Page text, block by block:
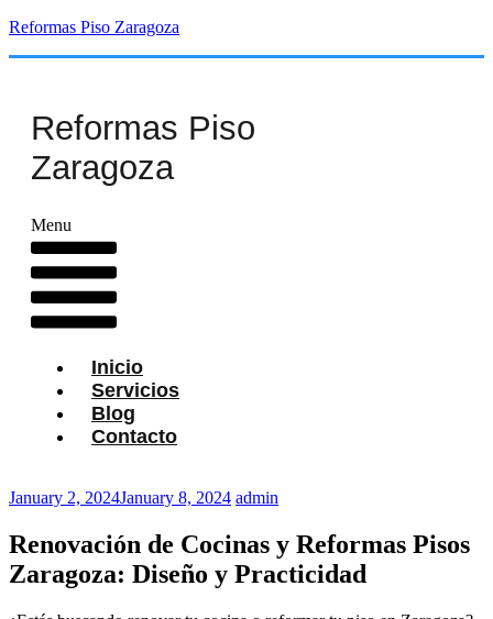
Reformas Piso Zaragoza
Reformas Piso
Zaragoza
Menu
Inicio
Servicios
Blog
Contacto
January 2, 2024January 8, 2024 admin
Renovación de Cocinas y Reformas Pisos
Zaragoza: Diseño y Practicidad